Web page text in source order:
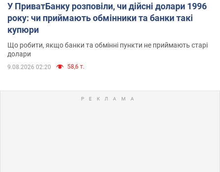
У ПриватБанку розповіли, чи дійсні долари 1996
року: чи приймають обмінники та банки такі
купюри
Що робити, якщо банки та обмінні пункти не приймають старі
долари
9.08.2026 02:20 58,6 т.